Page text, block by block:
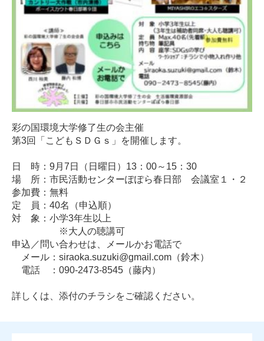
彩の国環境大学修了生の会主催
第3回「こどもＳＤＧｓ」を開催します。
日 時：9月7日（日曜日）13：00～15：30
場 所：市民活動センターぽぽら春日部 会議室１・２
参加費：無料
定 員：40名（申込順）
対 象：小学3年生以上
※大人の聴講可
申込／問い合わせは、メールかお電話で
メール：siraoka.suzuki@gmail.com（鈴木）
電話 ：090-2473-8545（藤内）
詳しくは、添付のチラシをご確認ください。